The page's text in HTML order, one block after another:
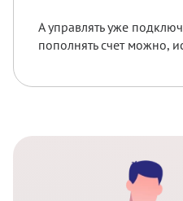
А управлять уже
пополнять счет можно,